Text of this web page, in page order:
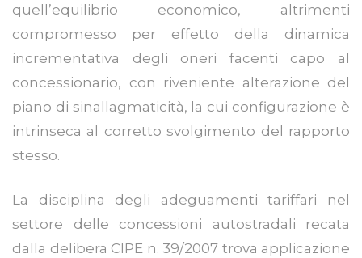
quell’equilibrio economico, altrimenti
compromesso per effetto della dinamica
incrementativa degli oneri facenti capo al
concessionario, con riveniente alterazione del
piano di sinallagmaticità, la cui configurazione è
intrinseca al corretto svolgimento del rapporto
stesso.
La disciplina degli adeguamenti tariffari nel
settore delle concessioni autostradali recata
dalla delibera CIPE n. 39/2007 trova applicazione